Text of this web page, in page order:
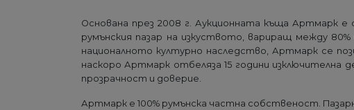
Основана през 2008 г. Аукционната къща Артмарк е
румънския пазар на изкуството, вариращ между
националното културно наследство, Артмарк се
наскоро Артмарк отбеляза 15 години
прозрачност и доверие.
Артмарк е 100% румънска частна собственост.